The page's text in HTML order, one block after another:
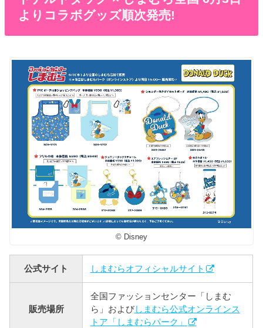
よりコラボグッズ順次発売!
© Disney
公式サイト しまむらオフィシャルサイト
販売場所
全国ファッションセンター「しまむ
ら」およびしまむら公式オンラインス
トア「しまむらパーク」